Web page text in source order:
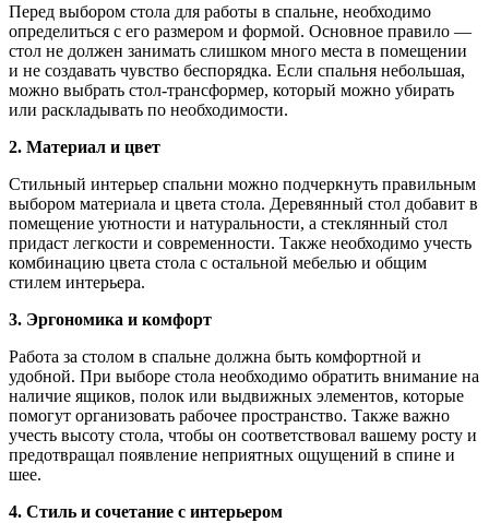
Перед выбором стола для работы в спальне, необходимо
определиться с его размером и формой. Основное правило —
стол не должен занимать слишком много места в помещении
и не создавать чувство беспорядка. Если спальня небольшая,
можно выбрать стол-трансформер, который можно убирать
или раскладывать по необходимости.
2. Материал и цвет
Стильный интерьер спальни можно подчеркнуть правильным
выбором материала и цвета стола. Деревянный стол добавит в
помещение уютности и натуральности, а стеклянный стол
придаст легкости и современности. Также необходимо учесть
комбинацию цвета стола с остальной мебелью и общим
стилем интерьера.
3. Эргономика и комфорт
Работа за столом в спальне должна быть комфортной и
удобной. При выборе стола необходимо обратить внимание на
наличие ящиков, полок или выдвижных элементов, которые
помогут организовать рабочее пространство. Также важно
учесть высоту стола, чтобы он соответствовал вашему росту и
предотвращал появление неприятных ощущений в спине и
шее.
4. Стиль и сочетание с интерьером